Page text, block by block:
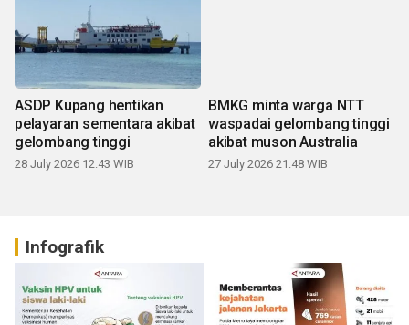
ASDP Kupang hentikan
pelayaran sementara akibat
gelombang tinggi
28 July 2026 12:43 WIB
BMKG minta warga NTT
waspadai gelombang tinggi
akibat muson Australia
27 July 2026 21:48 WIB
Infografik